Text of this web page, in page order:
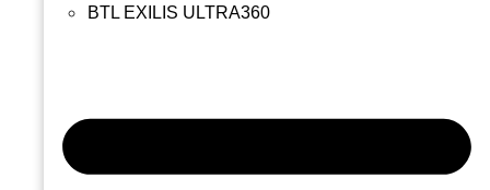
BTL EXILIS ULTRA360